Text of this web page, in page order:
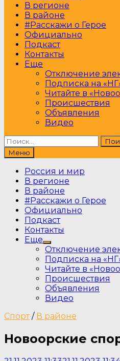
В регионе
В районе
#Расскажи о Герое
Официально
Подкаст
Контакты
Еще
Отключение
Подписка на
Читайте в
Происшествия
Объявления
Видео
Найти:
Меню
Россия и мир
В регионе
В районе
#Расскажи о Герое
Официально
Подкаст
Контакты
Еще
Show
sub
menu
Отключение
Подписка на
Читайте в
Происшествия
Объявления
Видео
Спорт/ В районе
Новоорские